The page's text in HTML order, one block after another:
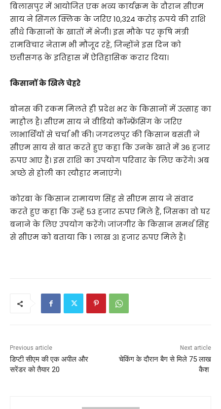
बिलासपुर में आयोजित एक भव्य कार्यक्रम के दौरान सीएम
साय ने सिंगल क्लिक के जरिए 10,324 करोड़ रुपये की राशि
सीधे किसानों के खातों में भेजी। इस मौके पर कृषि मंत्री
रामविचार नेताम भी मौजूद रहे, जिन्होंने इस दिन को
छत्तीसगढ़ के इतिहास में ऐतिहासिक करार दिया।
किसानों के खिले चेहरे
बोनस की रकम मिलते ही प्रदेश भर के किसानों में उत्साह का
माहौल है। सीएम साय ने वीडियो कॉन्फ्रेंसिंग के जरिए
लाभार्थियों से चर्चा भी की। जगदलपुर की किसान बसंती ने
सीएम साय से बात करते हुए कहा कि उनके खाते में 36 हजार
रुपए आए हैं। इस राशि का उपयोग परिवार के लिए करेंगे। अब
अच्छे से होली का त्यौहार मनाएंगे।
कोरबा के किसान रामायण सिंह से सीएम साय ने संवाद
करते हुए कहा कि उन्हें 53 हजार रुपए मिले हैं, जिसका वो घर
बनाने के लिए उपयोग करेंगे। जांजगीर के किसान समर्थ सिंह
से सीएम को बताया कि 1 लाख 31 हजार रुपए मिले हैं।
Previous article
डिप्टी सीएम की एक अपील और
सरेंडर को तैयार 20
Next article
चेकिंग के दौरान बैग से मिले 75 लाख
कैश